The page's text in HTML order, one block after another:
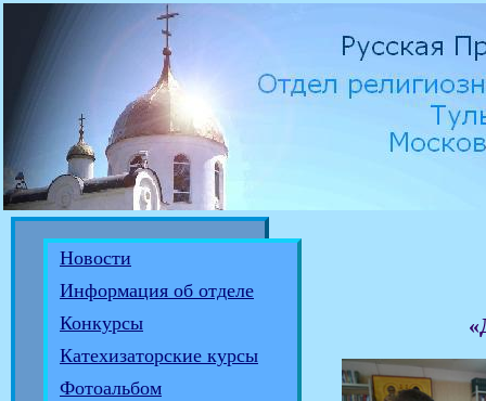
Новости
Информация об отделе
Конкурсы
Катехизаторские курсы
Фотоальбом